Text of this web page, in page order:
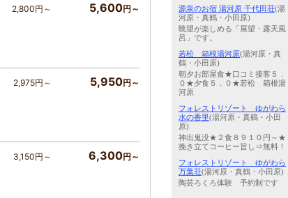
2,800円～ 5,600円～
2,975円～ 5,950円～
3,150円～ 6,300円～
源泉のお宿 湯河原 千代田荘(湯
河原・真鶴・小田原)
眺望が楽しめる「展望・露天風
呂」です。
若松 箱根湯河原(湯河原・真
鶴・小田原)
朝夕お部屋食★口コミ接客５．
０★夕食５．０★若松 箱根湯
河原
フォレストリゾート ゆがわら
水の香里(湯河原・真鶴・小田
原)
神出鬼没★２食８９１０円～★
挽き立てコーヒー旨し⇒無料！
フォレストリゾート ゆがわら
万葉荘(湯河原・真鶴・小田原)
陶芸ろくろ体験 予約制です